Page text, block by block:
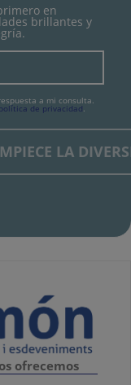
en
brillantes y
a mi consulta.
política de privacidad
ofrecemos